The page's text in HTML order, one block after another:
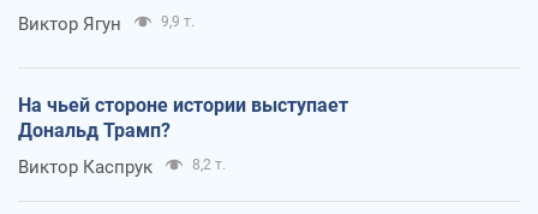
Виктор Ягун 9,9 т.
На чьей стороне истории выступает
Дональд Трамп?
Виктор Каспрук 8,2 т.